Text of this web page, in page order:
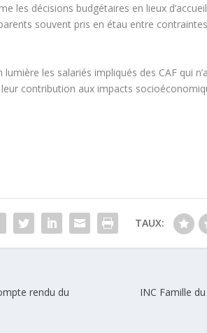
les décisions budgétaires en lieux
souvent pris en étau entre
les salariés impliqués des CAF qui
contribution aux impacts
TAUX:
rendu du
INC Famille